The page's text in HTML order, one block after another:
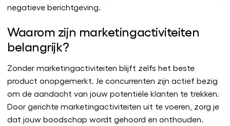
negatieve berichtgeving.
Waarom zijn marketingactiviteiten
belangrijk?
Zonder marketingactiviteiten blijft zelfs het beste
product onopgemerkt. Je concurrenten zijn actief bezig
om de aandacht van jouw potentiële klanten te trekken.
Door gerichte marketingactiviteiten uit te voeren, zorg je
dat jouw boodschap wordt gehoord en onthouden.